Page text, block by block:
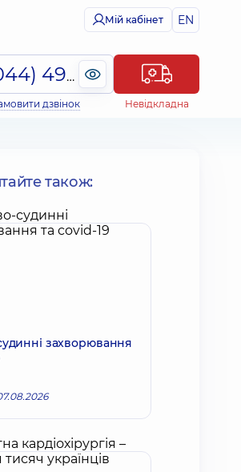
Мій кабінет EN
(044) 495-2-888
дзвінок Невідкладна
також:
захворювання